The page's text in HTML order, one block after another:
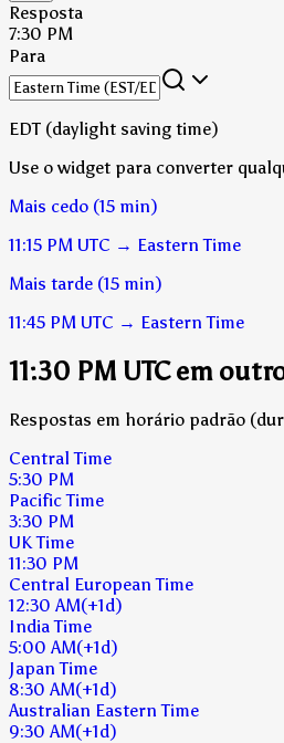
Resposta
7:30 PM
Para
EDT (daylight saving time)
Use o widget para converter
Mais cedo (15 min)
11:15 PM UTC → Eastern Time
Mais tarde (15 min)
11:45 PM UTC → Eastern Time
11:30 PM UTC em
Respostas em horário padrão
Central Time
5:30 PM
Pacific Time
3:30 PM
UK Time
11:30 PM
Central European Time
12:30 AM(+1d)
India Time
5:00 AM(+1d)
Japan Time
8:30 AM(+1d)
Australian Eastern Time
9:30 AM(+1d)